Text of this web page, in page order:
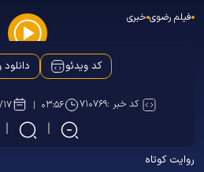
فیلم رضوی خبری
کد ویدئو دانلود
کد خبر :۷۱۰۷۶۹ ۰۳:۵۶
روایت کوتاه